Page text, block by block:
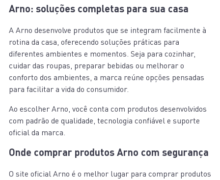
Arno: soluções completas para sua casa
A Arno desenvolve produtos que se integram facilmente à
rotina da casa, oferecendo soluções práticas para
diferentes ambientes e momentos. Seja para cozinhar,
cuidar das roupas, preparar bebidas ou melhorar o
conforto dos ambientes, a marca reúne opções pensadas
para facilitar a vida do consumidor.
Ao escolher Arno, você conta com produtos desenvolvidos
com padrão de qualidade, tecnologia confiável e suporte
oficial da marca.
Onde comprar produtos Arno com segurança
O site oficial Arno é o melhor lugar para comprar produtos